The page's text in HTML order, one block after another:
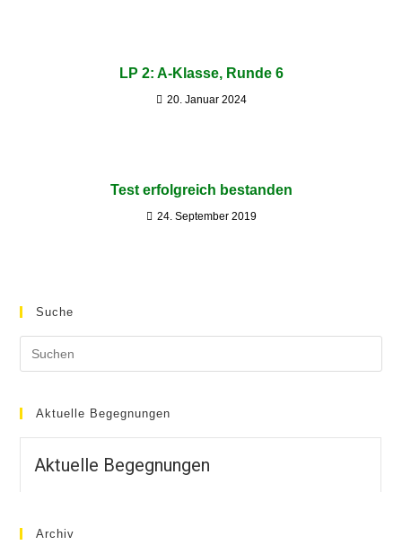
LP 2: A-Klasse, Runde 6
20. Januar 2024
Test erfolgreich bestanden
24. September 2019
Suche
Aktuelle Begegnungen
Aktuelle Begegnungen
Archiv